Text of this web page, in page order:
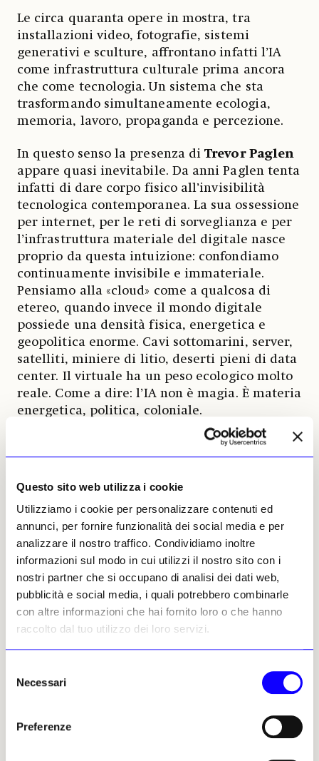
Questo sito web utilizza i cookie
Utilizziamo i cookie per personalizzare contenuti ed
annunci, per fornire funzionalità dei social media e per
analizzare il nostro traffico. Condividiamo inoltre
informazioni sul modo in cui utilizzi il nostro sito con i
nostri partner che si occupano di analisi dei dati web,
pubblicità e social media, i quali potrebbero combinarle
con altre informazioni che hai fornito loro o che hanno
raccolto dal tuo utilizzo dei loro servizi.
delNecessari
Preferenze
Le circa quaranta opere in mostra, tra
installazioni video, fotografie, sistemi
generativi e sculture, affrontano infatti l’IA
come infrastruttura culturale prima ancora
che come tecnologia. Un sistema che sta
trasformando simultaneamente ecologia,
memoria, lavoro, propaganda e percezione.
In questo senso la presenza diTrevor Paglen
appare quasi inevitabile. Da anni Paglen tenta
infatti di dare corpo fisico all’invisibilità
tecnologica contemporanea. La sua ossessione
per internet, per le reti di sorveglianza e per
l’infrastruttura materiale del digitale nasce
proprio da questa intuizione: confondiamo
continuamente invisibile e immateriale.
Pensiamo alla «cloud» come a qualcosa di
etereo, quando invece il mondo digitale
possiede una densità fisica, energetica e
geopolitica enorme. Cavi sottomarini, server,
satelliti, miniere di litio, deserti pieni di data
center. Il virtuale ha un peso ecologico molto
reale. Come a dire: l’IA non è magia. È materia
energetica, politica, coloniale.
continuano da anni a
muoversi esattamente dentro questo
crisi climatica e circolazione globale delle
immagini si fondono in un unico paesaggio
tossico. Con lavori come «The Island», in scena
fino a ottobre anche negli spazi di Fondazione
Prada, Steyerl costruisce ambienti dove
l’Intelligenza Artificiale non appare mai
neutrale: è sempre intrecciata a sistemi di
controllo, propaganda, catastrofe e
manipolazione percettiva. E guardando molte
opere della Schirn viene spontaneo pensare
l’immagine, ma l’attenzione.
L’IA contemporanea funziona infatti come una
gigantesca macchina di produzione